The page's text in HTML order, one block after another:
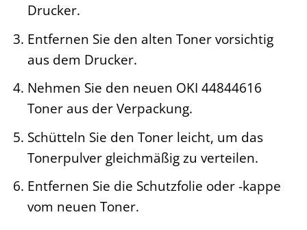
Drucker.
Entfernen Sie den alten Toner vorsichtig
aus dem Drucker.
Nehmen Sie den neuen OKI 44844616
Toner aus der Verpackung.
Schütteln Sie den Toner leicht, um das
Tonerpulver gleichmäßig zu verteilen.
Entfernen Sie die Schutzfolie oder -kappe
vom neuen Toner.